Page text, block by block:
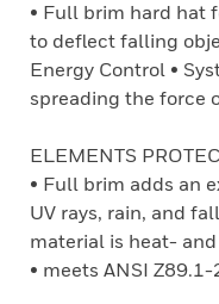
• Full brim hard hat
to deflect falling
Energy Control •
spreading the force
ELEMENTS
• Full brim adds an
UV rays, rain, and
material is heat-
• meets ANSI